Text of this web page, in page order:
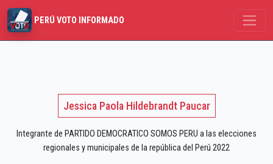
PERÚ VOTO INFORMADO
Jessica Paola Hildebrandt Paucar
Integrante de PARTIDO DEMOCRATICO SOMOS PERU a las elecciones
regionales y municipales de la república del Perú 2022